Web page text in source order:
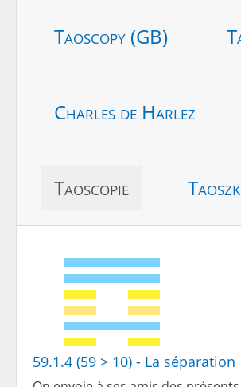
Taoscopy (GB)
Charles de Harlez
Taoscopie
59.1.4 (59 > 10) - La séparation